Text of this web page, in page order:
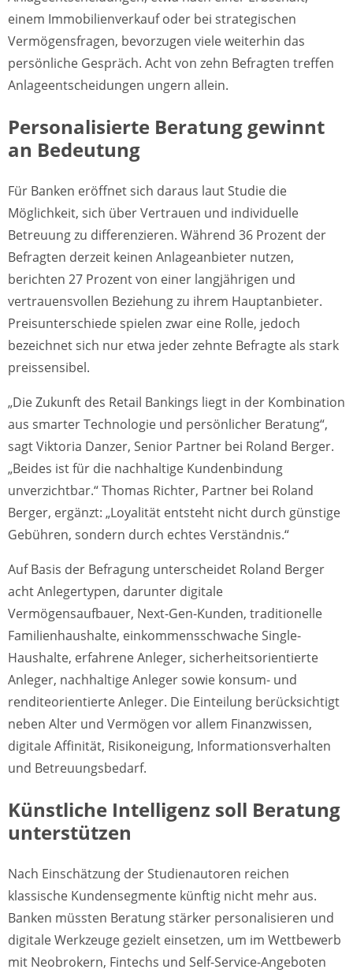
einem Immobilienverkauf oder bei strategischen
Vermögensfragen, bevorzugen viele weiterhin das
persönliche Gespräch. Acht von zehn Befragten treffen
Anlageentscheidungen ungern allein.
Personalisierte Beratung gewinnt
an Bedeutung
Für Banken eröffnet sich daraus laut Studie die
Möglichkeit, sich über Vertrauen und individuelle
Betreuung zu differenzieren. Während 36 Prozent der
Befragten derzeit keinen Anlageanbieter nutzen,
berichten 27 Prozent von einer langjährigen und
vertrauensvollen Beziehung zu ihrem Hauptanbieter.
Preisunterschiede spielen zwar eine Rolle, jedoch
bezeichnet sich nur etwa jeder zehnte Befragte als stark
preissensibel.
„Die Zukunft des Retail Bankings liegt in der Kombination
aus smarter Technologie und persönlicher Beratung“,
sagt Viktoria Danzer, Senior Partner bei Roland Berger.
„Beides ist für die nachhaltige Kundenbindung
unverzichtbar.“ Thomas Richter, Partner bei Roland
Berger, ergänzt: „Loyalität entsteht nicht durch günstige
Gebühren, sondern durch echtes Verständnis.“
Auf Basis der Befragung unterscheidet Roland Berger
acht Anlegertypen, darunter digitale
Vermögensaufbauer, Next-Gen-Kunden, traditionelle
Familienhaushalte, einkommensschwache Single-
Haushalte, erfahrene Anleger, sicherheitsorientierte
Anleger, nachhaltige Anleger sowie konsum- und
renditeorientierte Anleger. Die Einteilung berücksichtigt
neben Alter und Vermögen vor allem Finanzwissen,
digitale Affinität, Risikoneigung, Informationsverhalten
und Betreuungsbedarf.
Künstliche Intelligenz soll Beratung
unterstützen
Nach Einschätzung der Studienautoren reichen
klassische Kundensegmente künftig nicht mehr aus.
Banken müssten Beratung stärker personalisieren und
digitale Werkzeuge gezielt einsetzen, um im Wettbewerb
mit Neobrokern, Fintechs und Self-Service-Angeboten